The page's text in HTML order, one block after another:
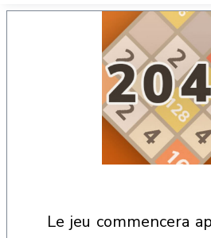
le jeu commencera